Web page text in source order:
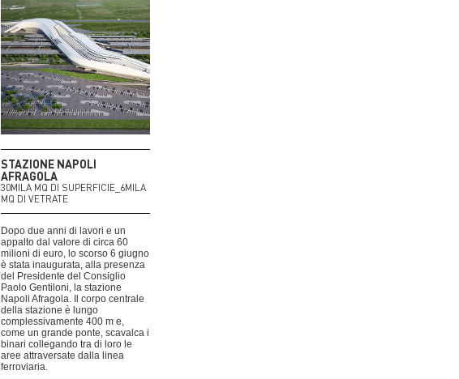
STAZIONE NAPOLI
AFRAGOLA
30MILA MQ DI SUPERFICIE_6MILA
MQ DI VETRATE
Dopo due anni di lavori e un
appalto dal valore di circa 60
milioni di euro, lo scorso 6 giugno
è stata inaugurata, alla presenza
del Presidente del Consiglio
Paolo Gentiloni, la stazione
Napoli Afragola. Il corpo centrale
della stazione è lungo
complessivamente 400 m e,
come un grande ponte, scavalca i
binari collegando tra di loro le
aree attraversate dalla linea
ferroviaria.